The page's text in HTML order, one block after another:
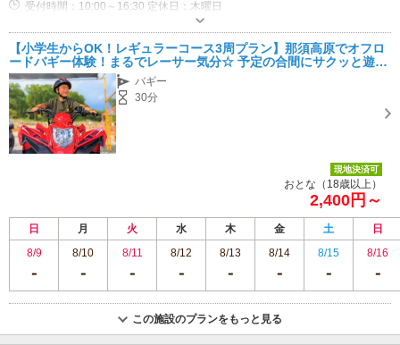
受付時間：10:00～16:30 定休日：木曜日
【小学生からOK！レギュラーコース3周プラン】那須高原でオフロ
ードバギー体験！まるでレーサー気分☆ 予定の合間にサクッと遊べ
る！ファミリーにもおすすめ
バギー
30分
現地決済可
おとな（18歳以上）
2,400円～
日 月 火 水 木 金 土
日
8/9
8/10 8/11 8/12 8/13 8/14 8/15 8/16
この施設のプランをもっと見る